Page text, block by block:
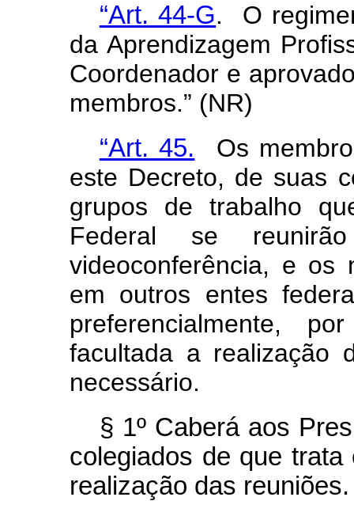
“Art. 44-G. O
da Aprendizagem
Coordenador e
membros.” (NR)
“Art. 45. Os
este Decreto, de suas
grupos de trabalho
Federal se
videoconferência, e os
em outros entes
preferencialmente,
facultada a realização
necessário.
§ 1º Caberá aos
colegiados de que
realização das reuniões.